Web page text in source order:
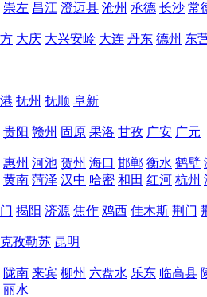
崇左 昌江 澄迈县 沧州 承德 长沙 常
大庆 大兴安岭 大连 丹东 德州 东
抚州 抚顺 阜新
贵阳 赣州 固原 果洛 甘孜 广安 广元
惠州 河池 贺州 海口 邯郸 衡水 鹤壁
黄南 菏泽 汉中 哈密 和田 红河 杭州
揭阳 济源 焦作 鸡西 佳木斯 荆门
克孜勒苏 昆明
陇南 来宾 柳州 六盘水 乐东 临高县
丽水